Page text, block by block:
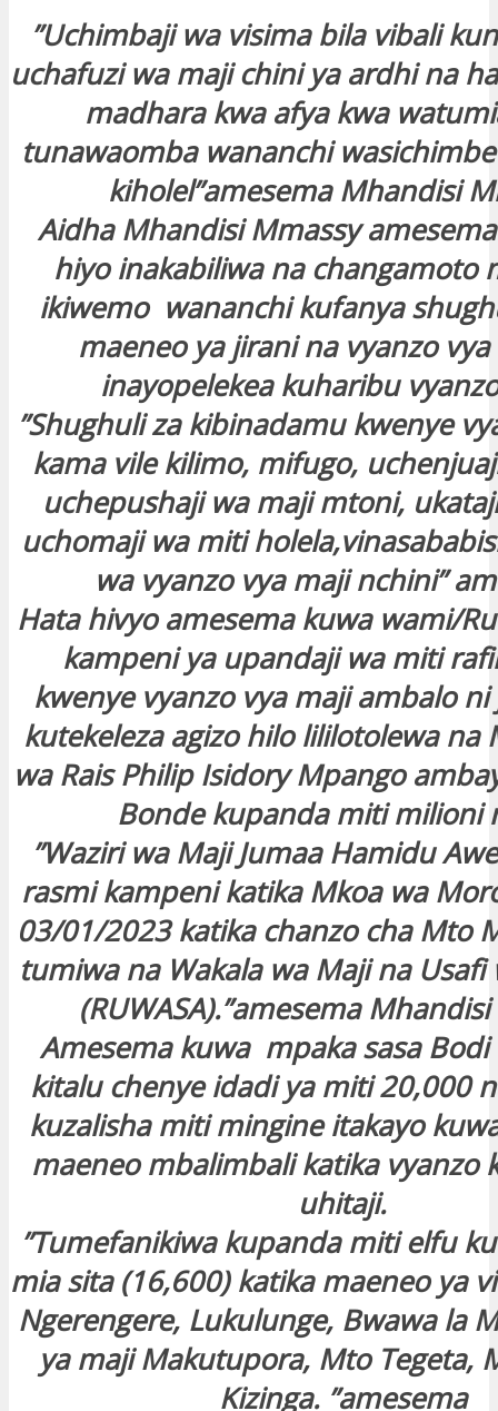
”Uchimbaji wa visima bila vibali
uchafuzi wa maji chini ya ardhi na
madhara kwa afya kwa
tunawaomba wananchi
kiholel”amesema Mhandisi
Aidha Mhandisi Mmassy
hiyo inakabiliwa na changamoto
ikiwemo wananchi kufanya
maeneo ya jirani na vyanzo
inayopelekea kuharibu
”Shughuli za kibinadamu kwenye
kama vile kilimo, mifugo,
uchepushaji wa maji mtoni,
uchomaji wa miti
wa vyanzo vya maji nchini”
Hata hivyo amesema kuwa wami/
kampeni ya upandaji wa miti
kwenye vyanzo vya maji ambalo
kutekeleza agizo hilo lililotolewa na
wa Rais Philip Isidory Mpango
Bonde kupanda miti milioni
”Waziri wa Maji Jumaa Hamidu
rasmi kampeni katika Mkoa wa
03/01/2023 katika chanzo cha Mto
tumiwa na Wakala wa Maji na Usafi
(RUWASA).”amesema
Amesema kuwa mpaka sasa Bodi
kitalu chenye idadi ya miti 20,000
kuzalisha miti mingine itakayo
maeneo mbalimbali katika vyanzo
uhitaji.
”Tumefanikiwa kupanda miti elfu
mia sita (16,600) katika maeneo ya
Ngerengere, Lukulunge, Bwawa la
ya maji Makutupora, Mto Tegeta,
Kizinga. ”amesema